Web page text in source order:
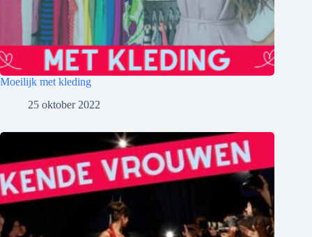
Moeilijk met kleding
25 oktober 2022